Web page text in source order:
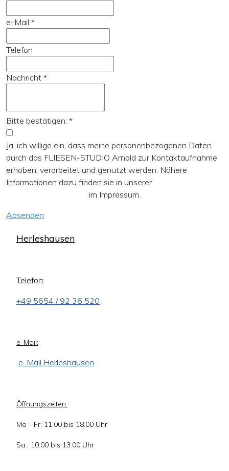
e-Mail *
Telefon
Nachricht *
Bitte bestätigen: *
Ja, ich willige ein, dass meine personenbezogenen Daten
durch das FLIESEN-STUDIO Arnold zur Kontaktaufnahme
erhoben, verarbeitet und genutzt werden. Nähere
Informationen dazu finden sie in unserer
im Impressum.
Absenden
Herleshausen
Telefon:
+49 5654 / 92 36 520
e-Mail:
e-Mail Herleshausen
Öffnungszeiten:
Mo - Fr: 11.00 bis 18.00 Uhr
Sa.: 10.00 bis 13.00 Uhr